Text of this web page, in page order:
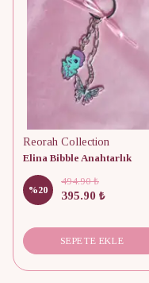
Reorah Collection
Elina Bibble Anahtarlık
%20
494.90 ₺
395.90 ₺
SEPETE EKLE